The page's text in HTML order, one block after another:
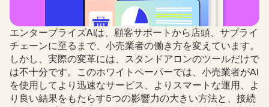
エンタープライズAIは、顧客サポートから店頭、サプライ
チェーンに至るまで、小売業者の働き方を変えています。
しかし、実際の変革には、スタンドアロンのツールだけで
は不十分です。このホワイトペーパーでは、小売業者がAI
を使用してより迅速なサービス、よりスマートな運用、よ
り良い結果をもたらす5つの影響力の大きい方法と、接続